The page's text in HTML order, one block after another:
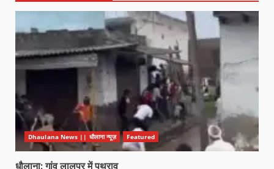
Dhaulana News || धौलाना न्यूज़ Featured
धौलाना: गांव लालपुर में पथराव